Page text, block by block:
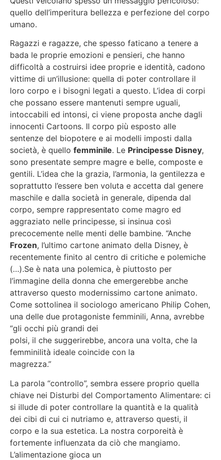
quello dell’imperitura bellezza e perfezione del corpo
umano.
Ragazzi e ragazze, che spesso faticano a tenere a
bada le proprie emozioni e pensieri, che hanno
difficoltà a costruirsi idee proprie e identità, cadono
vittime di un’illusione: quella di poter controllare il
loro corpo e i bisogni legati a questo. L’idea di corpi
che possano essere mantenuti sempre uguali,
intoccabili ed intonsi, ci viene proposta anche dagli
innocenti Cartoons. Il corpo più esposto alle
sentenze del biopotere e ai modelli imposti dalla
società, è quello femminile. Le Principesse Disney,
sono presentate sempre magre e belle, composte e
gentili. L’idea che la grazia, l’armonia, la gentilezza e
soprattutto l’essere ben voluta e accetta dal genere
maschile e dalla società in generale, dipenda dal
corpo, sempre rappresentato come magro ed
aggraziato nelle principesse, si insinua così
precocemente nelle menti delle bambine. “Anche
Frozen, l’ultimo cartone animato della Disney, è
recentemente finito al centro di critiche e polemiche
(…).Se è nata una polemica, è piuttosto per
l’immagine della donna che emergerebbe anche
attraverso questo modernissimo cartone animato.
Come sottolinea il sociologo americano Philip Cohen,
una delle due protagoniste femminili, Anna, avrebbe
“gli occhi più grandi dei
polsi, il che suggerirebbe, ancora una volta, che la
femminilità ideale coincide con la
magrezza.”
La parola “controllo”, sembra essere proprio quella
chiave nei Disturbi del Comportamento Alimentare: ci
si illude di poter controllare la quantità e la qualità
dei cibi di cui ci nutriamo e, attraverso questi, il
corpo e la sua estetica. La nostra corporeità è
fortemente influenzata da ciò che mangiamo.
L’alimentazione gioca un